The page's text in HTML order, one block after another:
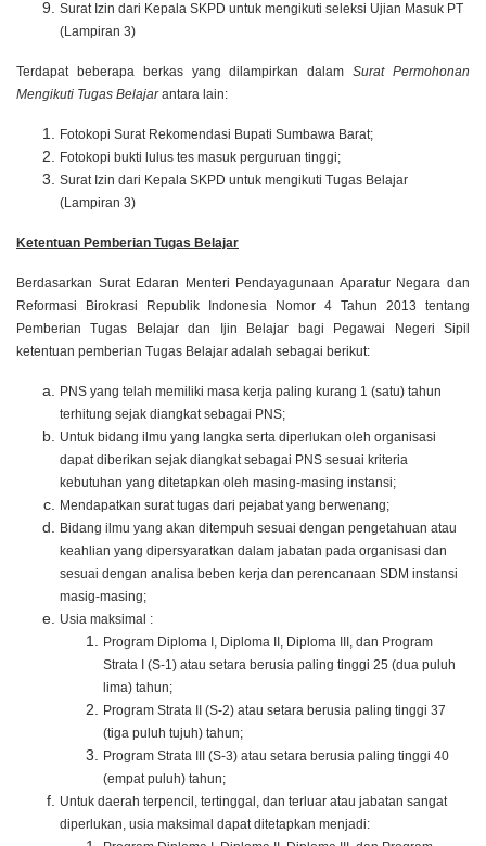
Surat Izin dari Kepala SKPD untuk mengikuti seleksi Ujian Masuk PT
(Lampiran 3)
Terdapat beberapa berkas yang dilampirkan dalamSurat Permohonan
Mengikuti Tugas Belajarantara lain:
Fotokopi Surat Rekomendasi Bupati Sumbawa Barat;
Fotokopi bukti lulus tes masuk perguruan tinggi;
Surat Izin dari Kepala SKPD untuk mengikuti Tugas Belajar
(Lampiran 3)
Ketentuan Pemberian Tugas Belajar
Berdasarkan Surat Edaran Menteri Pendayagunaan Aparatur Negara dan
Reformasi Birokrasi Republik Indonesia Nomor 4 Tahun 2013 tentang
Pemberian Tugas Belajar dan Ijin Belajar bagi Pegawai Negeri Sipil
ketentuan pemberian Tugas Belajar adalah sebagai berikut:
PNS yang telah memiliki masa kerja paling kurang 1 (satu) tahun
terhitung sejak diangkat sebagai PNS;
Untuk bidang ilmu yang langka serta diperlukan oleh organisasi
dapat diberikan sejak diangkat sebagai PNS sesuai kriteria
kebutuhan yang ditetapkan oleh masing-masing instansi;
Mendapatkan surat tugas dari pejabat yang berwenang;
Bidang ilmu yang akan ditempuh sesuai dengan pengetahuan atau
keahlian yang dipersyaratkan dalam jabatan pada organisasi dan
sesuai dengan analisa beben kerja dan perencanaan SDM instansi
masig-masing;
Usia maksimal :
Program Diploma I, Diploma II, Diploma III, dan Program
Strata I (S-1) atau setara berusia paling tinggi 25 (dua puluh
lima) tahun;
Program Strata II (S-2) atau setara berusia paling tinggi 37
(tiga puluh tujuh) tahun;
Program Strata III (S-3) atau setara berusia paling tinggi 40
(empat puluh) tahun;
Untuk daerah terpencil, tertinggal, dan terluar atau jabatan sangat
diperlukan, usia maksimal dapat ditetapkan menjadi: